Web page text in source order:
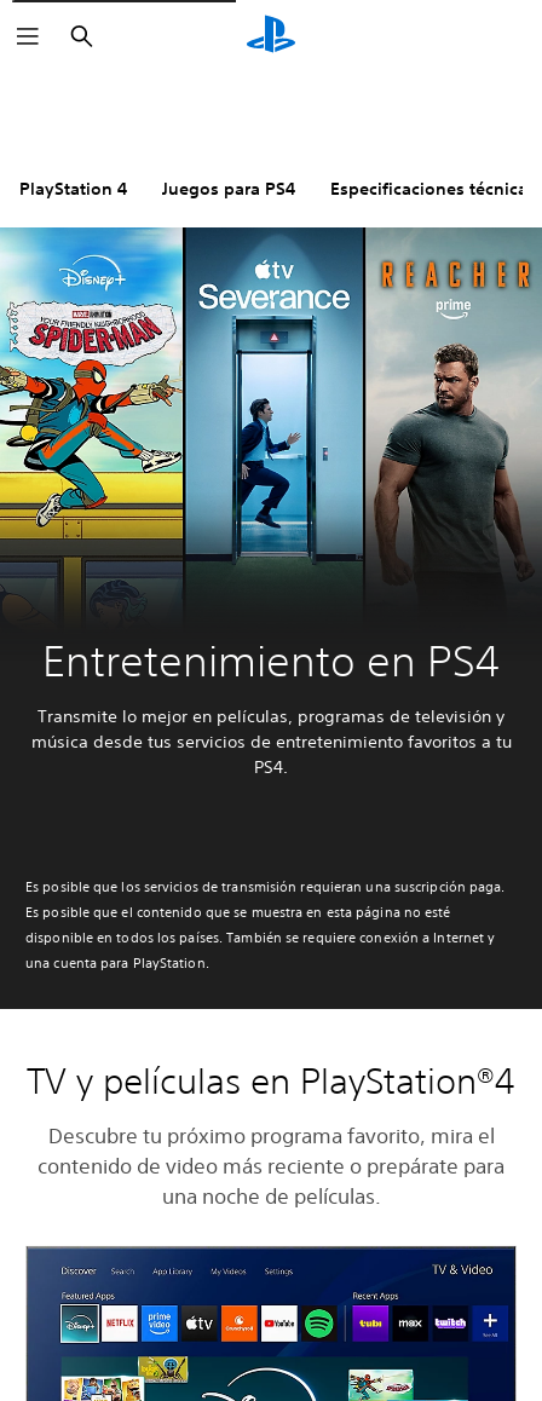
Buscar
PlayStation 4 Juegos para PS4 Especificaciones técnicas
Entretenimiento en PS4
Transmite lo mejor en películas, programas de televisión y
música desde tus servicios de entretenimiento favoritos a tu
PS4.
Es posible que los servicios de transmisión requieran una suscripción paga.
Es posible que el contenido que se muestra en esta página no esté
disponible en todos los países. También se requiere conexión a Internet y
una cuenta para PlayStation.
TV y películas en PlayStation®4
Descubre tu próximo programa favorito, mira el
contenido de video más reciente o prepárate para
una noche de películas.